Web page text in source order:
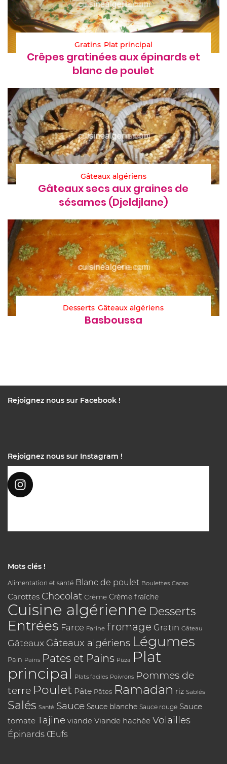
Gratins Plat principal
Crêpes gratinées aux épinards et
blanc de poulet
Gâteaux algériens
Gâteaux secs aux graines de
sésames (Djeldjlane)
Desserts Gâteaux algériens
Basboussa
Rejoignez nous sur Facebook !
Rejoignez nous sur Instagram !
Mots clés !
Alimentation et santé Blanc de poulet Boulettes Cacao
Carottes Chocolat Crème Crème fraîche
Cuisine algérienne Desserts
Entrées Farce Farine fromage Gratin Gâteau
Gâteaux Gâteaux algériens Légumes
Pain Pains Pates et Pains Pizza Plat
principal Plats faciles Poivrons Pommes de
terre Poulet Pâte Pâtes Ramadan riz Sablés
Salés Santé Sauce Sauce blanche Sauce rouge Sauce
tomate Tajine viande Viande hachée Volailles
Épinards Œufs